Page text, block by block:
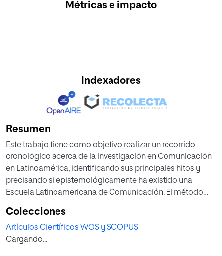
Métricas e impacto
Indexadores
Resumen
Este trabajo tiene como objetivo realizar un recorrido
cronológico acerca de la investigación en Comunicación
en Latinoamérica, identificando sus principales hitos y
precisando si epistemológicamente ha existido una
Escuela Latinoamericana de Comunicación. El método
organizando los aportes en decenios estructurados y el
cotejo de los hallazgos con relación a otros estudios de la
materia. Los principales resultados destacan que ha
Colecciones
Artículos Científicos WOS y SCOPUS
Cargando...